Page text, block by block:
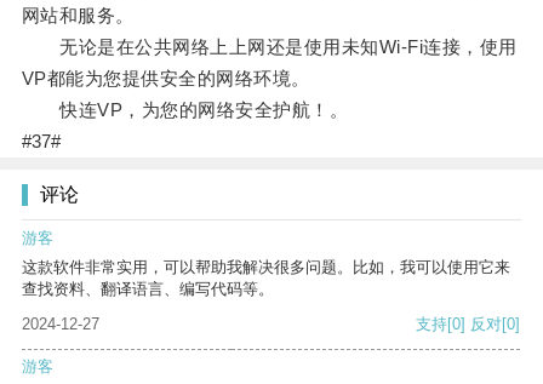
网站和服务。
无论是在公共网络上上网还是使用未知Wi-Fi连接，使用
VP都能为您提供安全的网络环境。
快连VP，为您的网络安全护航！。
#37#
评论
游客
这款软件非常实用，可以帮助我解决很多问题。比如，我可以使用它来
查找资料、翻译语言、编写代码等。
2024-12-27
支持[0] 反对[0]
游客